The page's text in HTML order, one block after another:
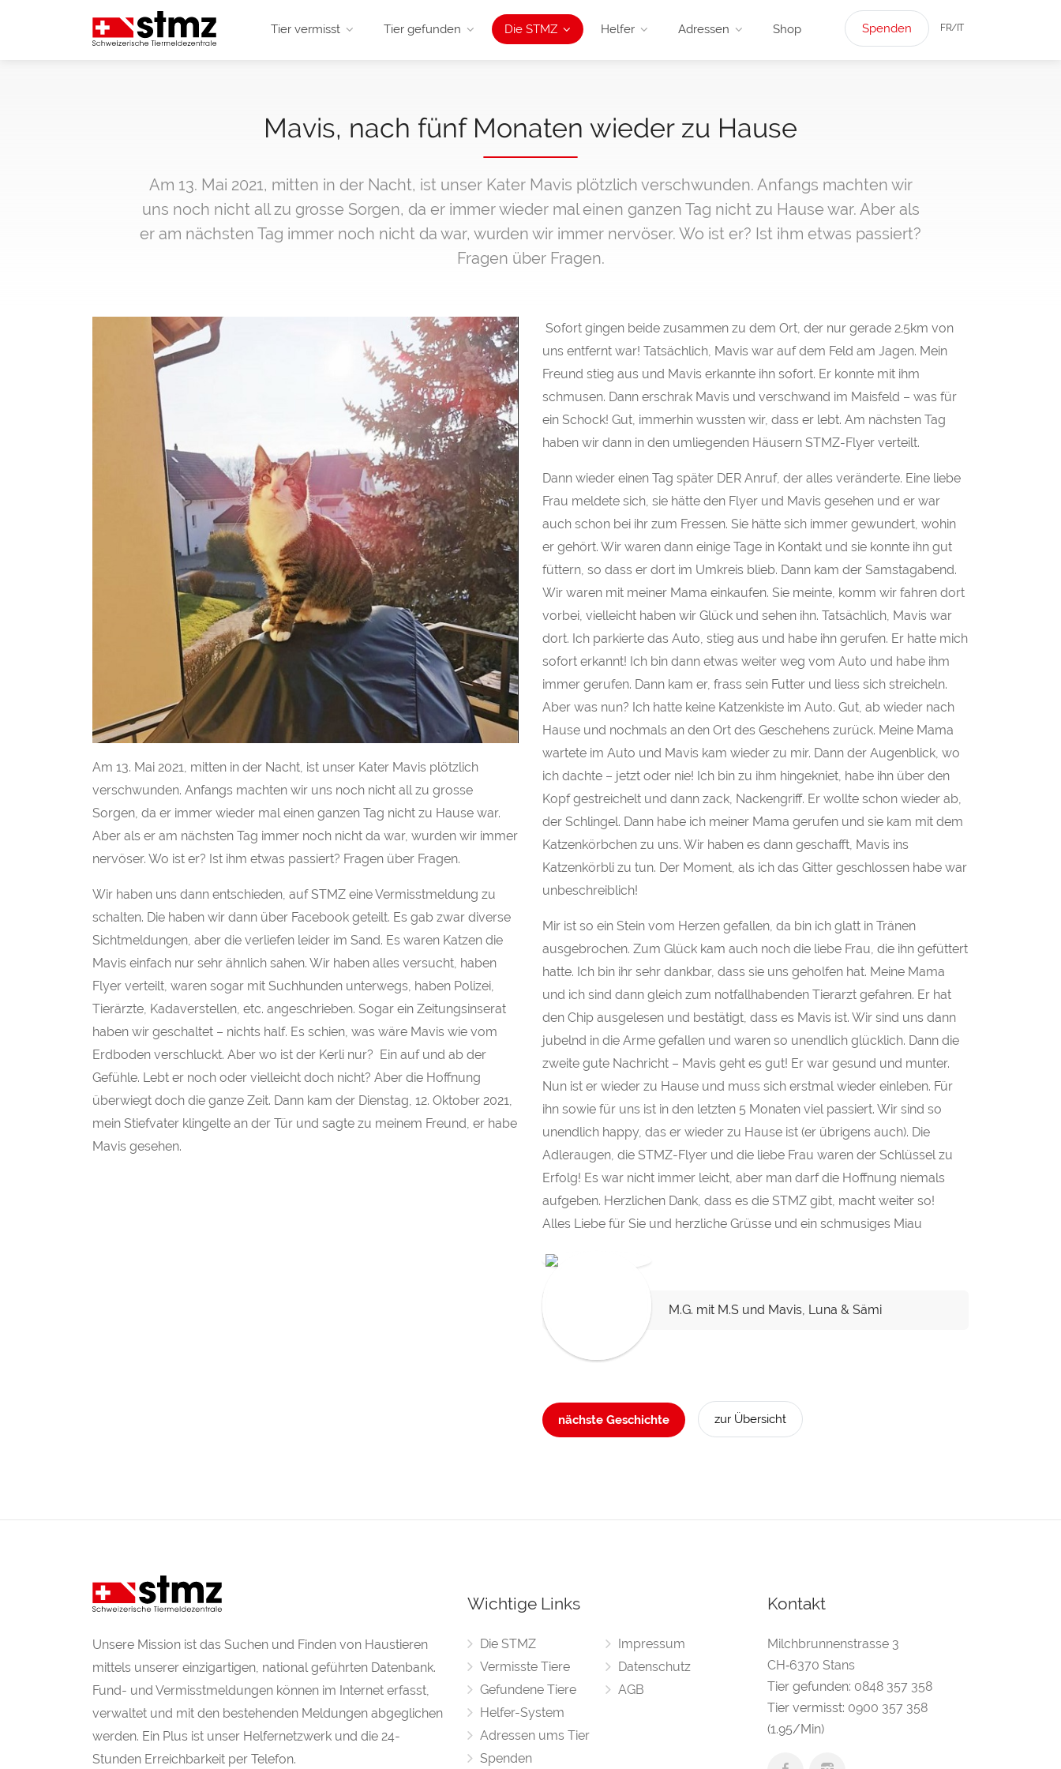
Tier vermisst Tier gefunden Die STMZ Helfer Adressen Shop Spenden FR/IT
Mavis, nach fünf Monaten wieder zu Hause
Am 13. Mai 2021, mitten in der Nacht, ist unser Kater Mavis plötzlich verschwunden. Anfangs machten wir
uns noch nicht all zu grosse Sorgen, da er immer wieder mal einen ganzen Tag nicht zu Hause war. Aber als
er am nächsten Tag immer noch nicht da war, wurden wir immer nervöser. Wo ist er? Ist ihm etwas passiert?
Fragen über Fragen.
Am 13. Mai 2021, mitten in der Nacht, ist unser Kater Mavis plötzlich
verschwunden. Anfangs machten wir uns noch nicht all zu grosse
Sorgen, da er immer wieder mal einen ganzen Tag nicht zu Hause war.
Aber als er am nächsten Tag immer noch nicht da war, wurden wir immer
nervöser. Wo ist er? Ist ihm etwas passiert? Fragen über Fragen.
Wir haben uns dann entschieden, auf STMZ eine Vermisstmeldung zu
schalten. Die haben wir dann über Facebook geteilt. Es gab zwar diverse
Sichtmeldungen, aber die verliefen leider im Sand. Es waren Katzen die
Mavis einfach nur sehr ähnlich sahen. Wir haben alles versucht, haben
Flyer verteilt, waren sogar mit Suchhunden unterwegs, haben Polizei,
Tierärzte, Kadaverstellen, etc. angeschrieben. Sogar ein Zeitungsinserat
haben wir geschaltet – nichts half. Es schien, was wäre Mavis wie vom
Erdboden verschluckt. Aber wo ist der Kerli nur? Ein auf und ab der
Gefühle. Lebt er noch oder vielleicht doch nicht? Aber die Hoffnung
überwiegt doch die ganze Zeit. Dann kam der Dienstag, 12. Oktober 2021,
mein Stiefvater klingelte an der Tür und sagte zu meinem Freund, er habe
Mavis gesehen.
Sofort gingen beide zusammen zu dem Ort, der nur gerade 2.5km von
uns entfernt war! Tatsächlich, Mavis war auf dem Feld am Jagen. Mein
Freund stieg aus und Mavis erkannte ihn sofort. Er konnte mit ihm
schmusen. Dann erschrak Mavis und verschwand im Maisfeld – was für
ein Schock! Gut, immerhin wussten wir, dass er lebt. Am nächsten Tag
haben wir dann in den umliegenden Häusern STMZ-Flyer verteilt.
Dann wieder einen Tag später DER Anruf, der alles veränderte. Eine liebe
Frau meldete sich, sie hätte den Flyer und Mavis gesehen und er war
auch schon bei ihr zum Fressen. Sie hätte sich immer gewundert, wohin
er gehört. Wir waren dann einige Tage in Kontakt und sie konnte ihn gut
füttern, so dass er dort im Umkreis blieb. Dann kam der Samstagabend.
Wir waren mit meiner Mama einkaufen. Sie meinte, komm wir fahren dort
vorbei, vielleicht haben wir Glück und sehen ihn. Tatsächlich, Mavis war
dort. Ich parkierte das Auto, stieg aus und habe ihn gerufen. Er hatte mich
sofort erkannt! Ich bin dann etwas weiter weg vom Auto und habe ihm
immer gerufen. Dann kam er, frass sein Futter und liess sich streicheln.
Aber was nun? Ich hatte keine Katzenkiste im Auto. Gut, ab wieder nach
Hause und nochmals an den Ort des Geschehens zurück. Meine Mama
wartete im Auto und Mavis kam wieder zu mir. Dann der Augenblick, wo
ich dachte – jetzt oder nie! Ich bin zu ihm hingekniet, habe ihn über den
Kopf gestreichelt und dann zack, Nackengriff. Er wollte schon wieder ab,
der Schlingel. Dann habe ich meiner Mama gerufen und sie kam mit dem
Katzenkörbchen zu uns. Wir haben es dann geschafft, Mavis ins
Katzenkörbli zu tun. Der Moment, als ich das Gitter geschlossen habe war
unbeschreiblich!
Mir ist so ein Stein vom Herzen gefallen, da bin ich glatt in Tränen
ausgebrochen. Zum Glück kam auch noch die liebe Frau, die ihn gefüttert
hatte. Ich bin ihr sehr dankbar, dass sie uns geholfen hat. Meine Mama
und ich sind dann gleich zum notfallhabenden Tierarzt gefahren. Er hat
den Chip ausgelesen und bestätigt, dass es Mavis ist. Wir sind uns dann
jubelnd in die Arme gefallen und waren so unendlich glücklich. Dann die
zweite gute Nachricht – Mavis geht es gut! Er war gesund und munter.
Nun ist er wieder zu Hause und muss sich erstmal wieder einleben. Für
ihn sowie für uns ist in den letzten 5 Monaten viel passiert. Wir sind so
unendlich happy, das er wieder zu Hause ist (er übrigens auch). Die
Adleraugen, die STMZ-Flyer und die liebe Frau waren der Schlüssel zu
Erfolg! Es war nicht immer leicht, aber man darf die Hoffnung niemals
aufgeben. Herzlichen Dank, dass es die STMZ gibt, macht weiter so!
Alles Liebe für Sie und herzliche Grüsse und ein schmusiges Miau
M.G. mit M.S und Mavis, Luna & Sämi
nächste Geschichte zur Übersicht
Unsere Mission ist das Suchen und Finden von Haustieren
mittels unserer einzigartigen, national geführten Datenbank.
Fund- und Vermisstmeldungen können im Internet erfasst,
verwaltet und mit den bestehenden Meldungen abgeglichen
werden. Ein Plus ist unser Helfernetzwerk und die 24-
Stunden Erreichbarkeit per Telefon.
Wichtige Links
Die STMZ
Vermisste Tiere
Gefundene Tiere
Helfer-System
Adressen ums Tier
Spenden
Impressum
Datenschutz
AGB
Kontakt
Milchbrunnenstrasse 3
CH‑6370 Stans
Tier gefunden: 0848 357 358
Tier vermisst: 0900 357 358
(1.95/Min)